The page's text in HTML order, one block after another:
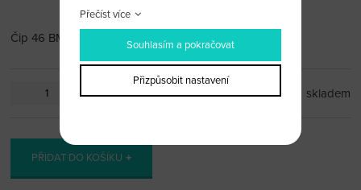
Čip 46 BMW E60-E64
ks skladem
PŘIDAT DO KOŠÍKU
Přečíst více
Souhlasím a pokračovat
Přizpůsobit nastavení